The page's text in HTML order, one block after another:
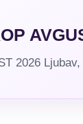
2026